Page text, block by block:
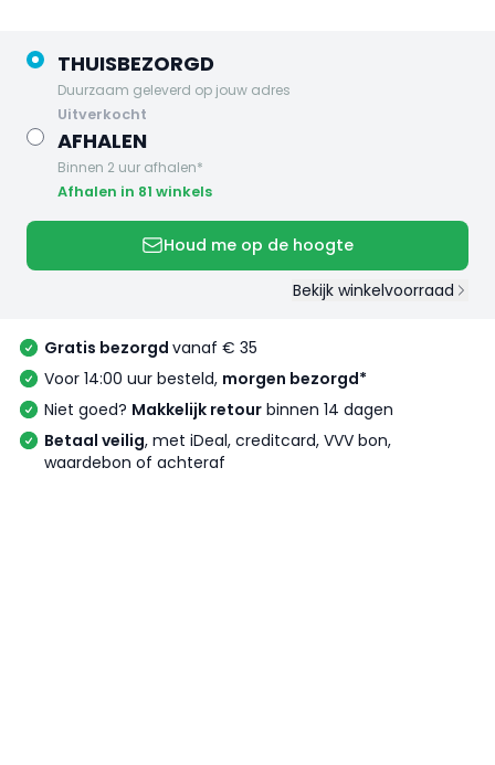
THUISBEZORGD
Duurzaam geleverd op jouw adres
uitverkocht
AFHALEN
Binnen 2 uur afhalen*
Afhalen in 81 winkels
Houd me op de hoogte
Bekijk winkelvoorraad
Gratis bezorgd vanaf € 35
Voor 14:00 uur besteld, morgen bezorgd*
Niet goed? Makkelijk retour binnen 14 dagen
Betaal veilig, met iDeal, creditcard, VVV bon,
waardebon of achteraf